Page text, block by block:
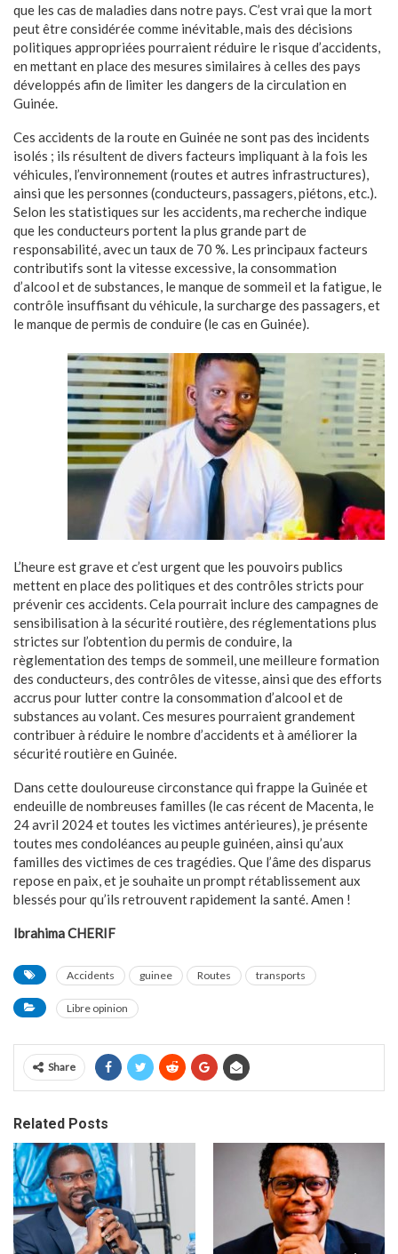
que les cas de maladies dans notre pays. C’est vrai que la mort
peut être considérée comme inévitable, mais des décisions
politiques appropriées pourraient réduire le risque d’accidents,
en mettant en place des mesures similaires à celles des pays
développés afin de limiter les dangers de la circulation en
Guinée.
Ces accidents de la route en Guinée ne sont pas des incidents
isolés ; ils résultent de divers facteurs impliquant à la fois les
véhicules, l’environnement (routes et autres infrastructures),
ainsi que les personnes (conducteurs, passagers, piétons, etc.).
Selon les statistiques sur les accidents, ma recherche indique
que les conducteurs portent la plus grande part de
responsabilité, avec un taux de 70 %. Les principaux facteurs
contributifs sont la vitesse excessive, la consommation
d’alcool et de substances, le manque de sommeil et la fatigue, le
contrôle insuffisant du véhicule, la surcharge des passagers, et
le manque de permis de conduire (le cas en Guinée).
L’heure est grave et c’est urgent que les pouvoirs publics
mettent en place des politiques et des contrôles stricts pour
prévenir ces accidents. Cela pourrait inclure des campagnes de
sensibilisation à la sécurité routière, des réglementations plus
strictes sur l’obtention du permis de conduire, la
règlementation des temps de sommeil, une meilleure formation
des conducteurs, des contrôles de vitesse, ainsi que des efforts
accrus pour lutter contre la consommation d’alcool et de
substances au volant. Ces mesures pourraient grandement
contribuer à réduire le nombre d’accidents et à améliorer la
sécurité routière en Guinée.
Dans cette douloureuse circonstance qui frappe la Guinée et
endeuille de nombreuses familles (le cas récent de Macenta, le
24 avril 2024 et toutes les victimes antérieures), je présente
toutes mes condoléances au peuple guinéen, ainsi qu’aux
familles des victimes de ces tragédies. Que l’âme des disparus
repose en paix, et je souhaite un prompt rétablissement aux
blessés pour qu’ils retrouvent rapidement la santé. Amen !
Ibrahima CHERIF
Accidents guinee Routes transports
Libre opinion
Share
Related Posts